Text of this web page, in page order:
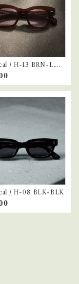
/ H-13 BRN-L.GR
/ H-08 BLK-BLK